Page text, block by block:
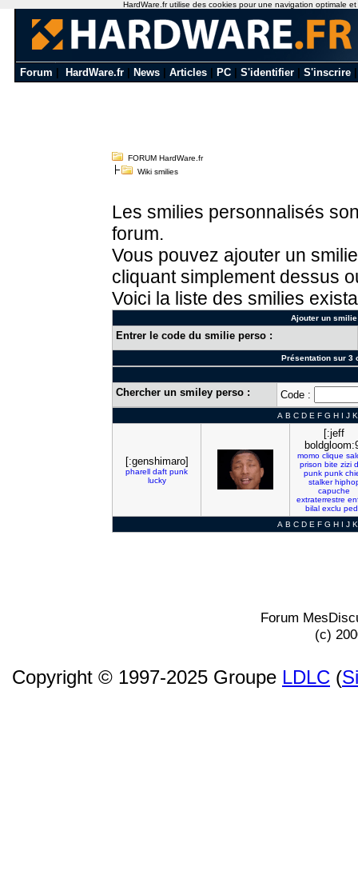
Forum HardWare.fr News Articles PC S'identifier S'inscrire
FORUM HardWare.fr
Wiki smilies
Les smilies personnalisés
forum.
Vous pouvez ajouter un
cliquant simplement dessus
Voici la liste des smilies
Ajouter un
Entrer le code du smilie perso :
Présentation sur 3
Chercher un smiley perso : Code :
A B C D E F G H I J K
[:genshimaro]
pharell daft punk
lucky
[:jeff
momo clique
prison bite zizi
punk punk
stalker
capuche
extraterrestre
bilal exclu
A B C D E F G H I J K
Forum
(c)
Copyright © 1997-2025 Groupe LDLC (
HardWare.fr utilise des cookies pour une navigation optimale